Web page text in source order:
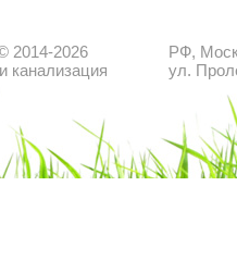
2014-2026
канализация
РФ,
ул.